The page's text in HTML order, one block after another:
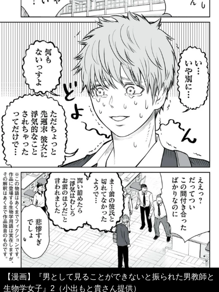
【漫画】『男として見ることができないと振られた男教師と
生物学女子』2（小出もと貴さん提供）